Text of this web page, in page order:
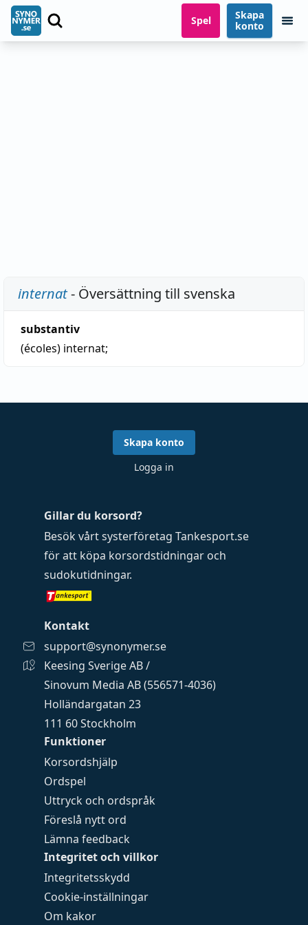
Spel
Skapa
konto
internat- Översättning till svenska
substantiv
(écoles) internat;
Funktioner
Korsordshjälp
Ordspel
Uttryck och ordspråk
Föreslå nytt ord
Lämna feedback
Integritet och villkor
Integritetsskydd
Cookie-inställningar
Om kakor
Gillar du korsord?
Besök vårt systerföretag Tankesport.se
för att köpa korsordstidningar och
sudokutidningar.
Kontakt
support@synonymer.se
Keesing Sverige AB /
Sinovum Media AB (556571-4036)
Holländargatan 23
111 60 Stockholm
Skapa konto
Logga in